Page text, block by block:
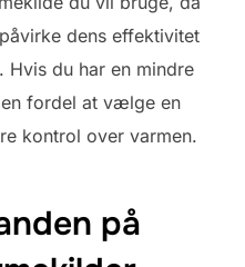
dens effektivitet
Hvis du har en mindre
fordel at vælge en
kontrol over varmen.
på